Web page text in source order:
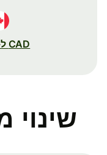
CAD ל-CNY
שינוי